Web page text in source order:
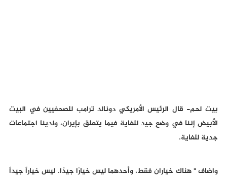
بيت لحم- قال الرئيس الأمريكي دونالد ترامب للصحفيين في البيت
الأبيض إننا في وضع جيد للغاية فيما يتعلق بإيران، ولدينا اجتماعات
جدية للغاية.
واضاف " هناك خياران فقط، وأحدهما ليس خيارًا جيدًا. ليس خياراً جيداً